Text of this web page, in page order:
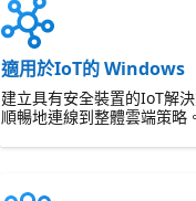
適用於IoT的 Windows
建立具有安全裝置的IoT解
順暢地連線到整體雲端策略。